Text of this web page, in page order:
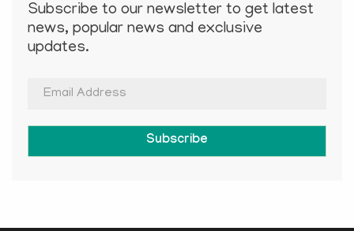
Subscribe to our newsletter to get latest
news, popular news and exclusive
updates.
Subscribe